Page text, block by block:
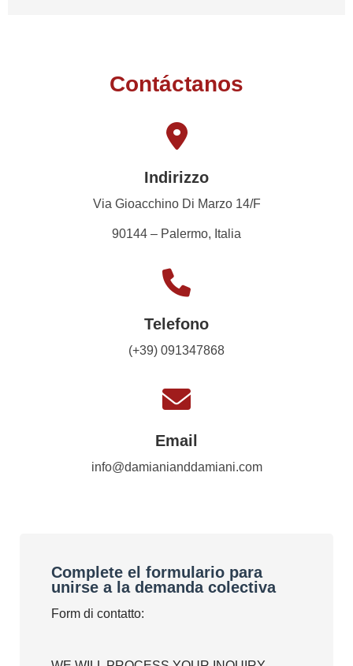
Contáctanos
Indirizzo
Via Gioacchino Di Marzo 14/F
90144 – Palermo, Italia
Telefono
(+39) 091347868
Email
info@damianianddamiani.com
Complete el formulario para
unirse a la demanda colectiva
Form di contatto: